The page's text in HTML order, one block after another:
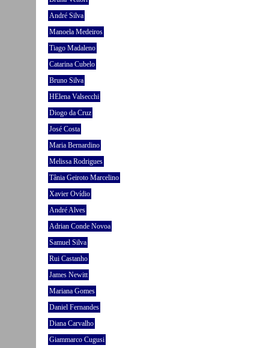
André Silva
Manoela Medeiros
Tiago Madaleno
Catarina Cubelo
Bruno Silva
HElena Valsecchi
Diogo da Cruz
José Costa
Maria Bernardino
Melissa Rodrigues
Tânia Geiroto Marcelino
Xavier Ovídio
André Alves
Adrian Conde Novoa
Samuel Silva
Rui Castanho
James Newitt
Mariana Gomes
Daniel Fernandes
Diana Carvalho
Giammarco Cugusi